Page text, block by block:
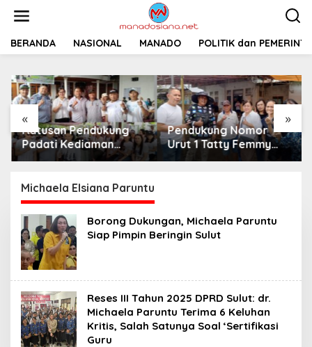
t
BERANDA NASIONAL MANADO POLITIK dan
« »
Ratusan Pendukung
Padati Kediaman
Cristy Toar Nomor
Dukungan Penuh
Kepada Calon Hukum
Tua Walantakan
Pendukung Nomor
Urut 1 Tatty Femmy
Pangkey Berikan
Michaela Elsiana Paruntu
Borong Dukungan, Michaela Paruntu
Siap Pimpin Beringin Sulut
Reses III Tahun 2025 DPRD Sulut: dr.
Michaela Paruntu Terima 6 Keluhan
Kritis, Salah Satunya Soal ‘Sertifikasi
Guru